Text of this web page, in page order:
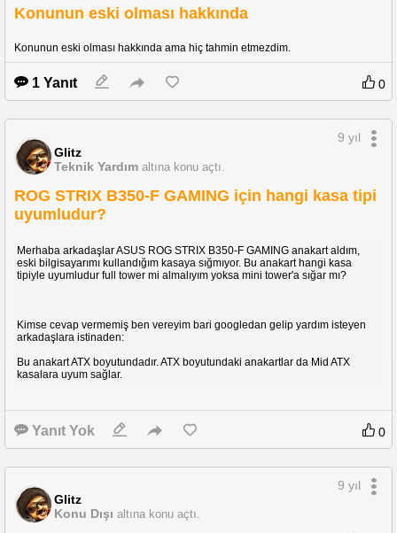
sözlükten gördüm sadece paylaşmak istedim.
Ekşi sözlükte gördüm hatta başlığa gitmek isteyenler için de ekleyeyim başlık
Konunun eski olması hakkında
Konunun eski olması hakkında ama hiç tahmin etmezdim.
1 Yanıt 0
Glitz
Teknik Yardım altına konu açtı.
9 yıl
ROG STRIX B350-F GAMING için hangi kasa tipi
uyumludur?
Merhaba arkadaşlar ASUS ROG STRIX B350-F GAMING anakart aldım,
eski bilgisayarımı kullandığım kasaya sığmıyor. Bu anakart hangi kasa
tipiyle uyumludur full tower mi almalıyım yoksa mini tower'a sığar mı?
Kimse cevap vermemiş ben vereyim bari googledan gelip yardım isteyen
arkadaşlara istinaden:
Bu anakart ATX boyutundadır. ATX boyutundaki anakartlar da Mid ATX
kasalara uyum sağlar.
Yanıt Yok 0
Glitz
Konu Dışı altına konu açtı.
9 yıl